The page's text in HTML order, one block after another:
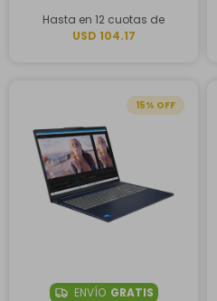
Hasta en 12 cuotas de
USD 104.17
15
ENVÍO GRATIS